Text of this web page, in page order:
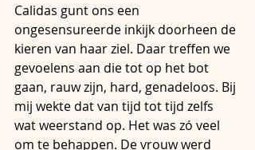
Calidas gunt ons een
ongesensureerde inkijk doorheen de
kieren van haar ziel. Daar treffen we
gevoelens aan die tot op het bot
gaan, rauw zijn, hard, genadeloos. Bij
mij wekte dat van tijd tot tijd zelfs
wat weerstand op. Het was zó veel
om te behappen. De vrouw werd